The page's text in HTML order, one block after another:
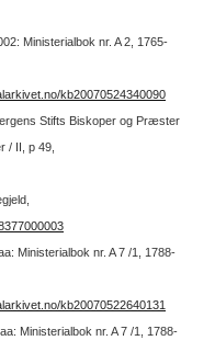
Ministerialbok nr. A 2, 1765-
kb20070524340090
Stifts Biskoper og Præster
/ II, p 49,
Ministerialbok nr. A 7 /1, 1788-
kb20070522640131
Ministerialbok nr. A 7 /1, 1788-